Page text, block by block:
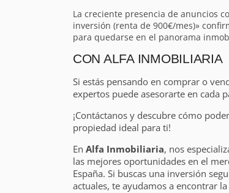
La creciente presencia de anuncios
inversión (renta de 900€/mes)»
para quedarse en el panorama
CON ALFA INMOBILIARIA
Si estás pensando en comprar o
expertos puede asesorarte en cada
¡Contáctanos y descubre cómo
propiedad ideal para ti!
En Alfa Inmobiliaria, nos
las mejores oportunidades en el
España. Si buscas una inversión
actuales, te ayudamos a encontrar